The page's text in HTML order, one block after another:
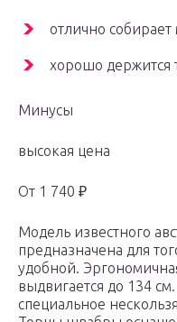
отлично
хорошо держится
Минусы
высокая цена
От 1 740 ₽
Модель известного
предназначена для
удобной.
выдвигается до 134
специальное